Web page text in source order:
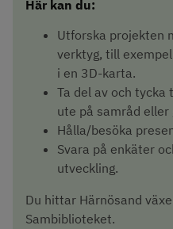
Här kan du:
Utforska projekten
verktyg, till
i en 3D-karta.
Ta del av och
ute på samråd eller
Hålla/besöka
Svara på enkäter
utveckling.
Du hittar Härnösand
Sambiblioteket.